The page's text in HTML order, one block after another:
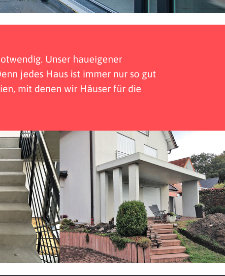
Unser haueigener
jedes Haus ist immer nur so gut
mit denen wir Häuser für die